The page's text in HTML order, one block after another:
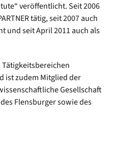
veröffentlicht. Seit 2006
tätig, seit 2007 auch
und seit April 2011 auch als
Tätigkeitsbereichen
ist zudem Mitglied der
Gesellschaft
Flensburger sowie des